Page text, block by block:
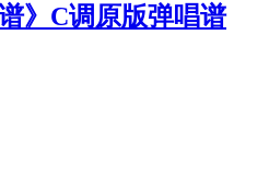
》C调原版弹唱谱